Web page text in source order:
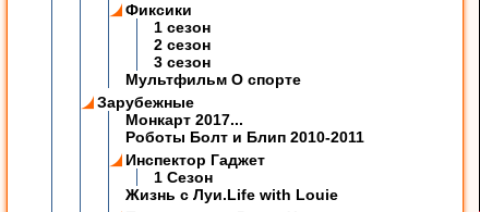
Фиксики
1 сезон
2 сезон
3 сезон
Мультфильм О спорте
Зарубежные
Монкарт 2017...
Роботы Болт и Блип 2010-2011
Инспектор Гаджет
1 Сезон
Жизнь с Луи.Life with Louie